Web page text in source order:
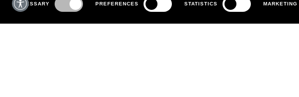
Selection
NECESSARY PREFERENCES STATISTICS MARKETING
TELEFONO:
+39 02 8295 6969
DA LUNEDÌ A VENERDÌ
POLITICA DI RESO E CAMBIO
PRIVACY POLICY